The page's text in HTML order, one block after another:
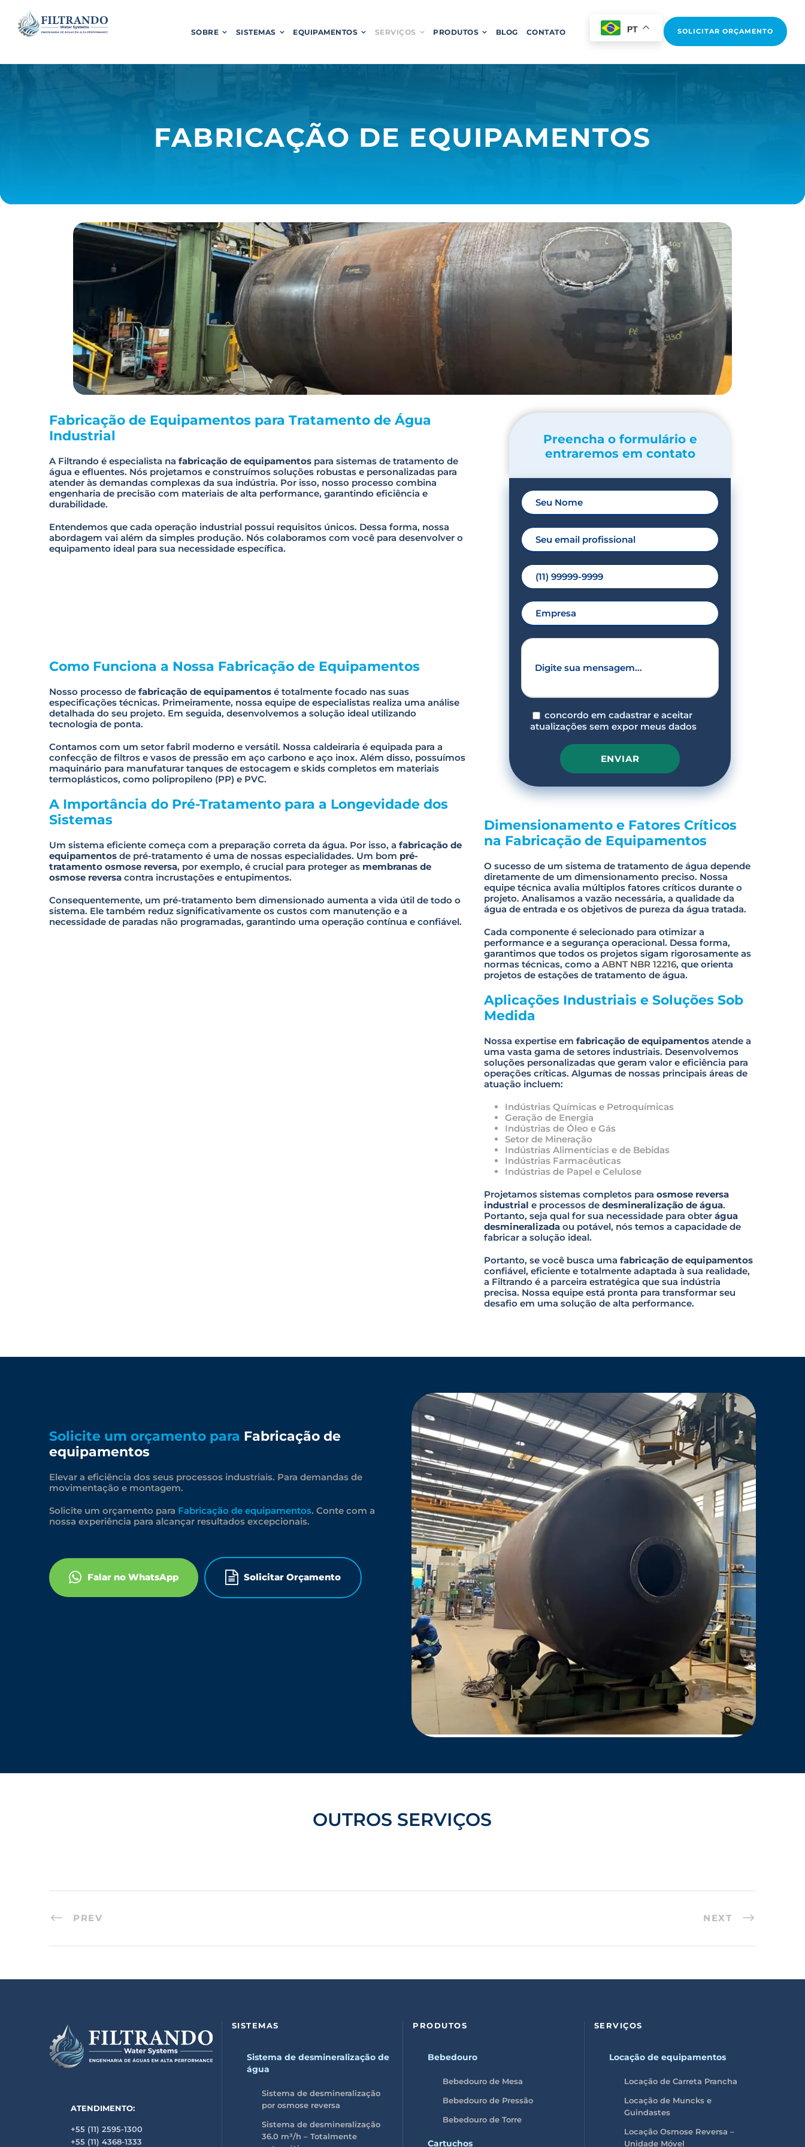
SOBRE SISTEMAS EQUIPAMENTOS SERVIÇOS PRODUTOS BLOG CONTATO PT SOLICITAR ORÇAMENTO
FABRICAÇÃO DE EQUIPAMENTOS
Fabricação de Equipamentos para Tratamento de Água
Industrial
A Filtrando é especialista na fabricação de equipamentos para sistemas de tratamento de
água e efluentes. Nós projetamos e construímos soluções robustas e personalizadas para
atender às demandas complexas da sua indústria. Por isso, nosso processo combina
engenharia de precisão com materiais de alta performance, garantindo eficiência e
durabilidade.
Entendemos que cada operação industrial possui requisitos únicos. Dessa forma, nossa
abordagem vai além da simples produção. Nós colaboramos com você para desenvolver o
equipamento ideal para sua necessidade específica.
Como Funciona a Nossa Fabricação de Equipamentos
Nosso processo de fabricação de equipamentos é totalmente focado nas suas
especificações técnicas. Primeiramente, nossa equipe de especialistas realiza uma análise
detalhada do seu projeto. Em seguida, desenvolvemos a solução ideal utilizando
tecnologia de ponta.
Contamos com um setor fabril moderno e versátil. Nossa caldeiraria é equipada para a
confecção de filtros e vasos de pressão em aço carbono e aço inox. Além disso, possuímos
maquinário para manufaturar tanques de estocagem e skids completos em materiais
termoplásticos, como polipropileno (PP) e PVC.
A Importância do Pré-Tratamento para a Longevidade dos
Sistemas
Um sistema eficiente começa com a preparação correta da água. Por isso, a fabricação de
equipamentos de pré-tratamento é uma de nossas especialidades. Um bom pré-
tratamento osmose reversa, por exemplo, é crucial para proteger as membranas de
osmose reversa contra incrustações e entupimentos.
Consequentemente, um pré-tratamento bem dimensionado aumenta a vida útil de todo o
sistema. Ele também reduz significativamente os custos com manutenção e a
necessidade de paradas não programadas, garantindo uma operação contínua e confiável.
Preencha o formulário e
entraremos em contato
concordo em cadastrar e aceitar
atualizações sem expor meus dados
a
s
e
e
a
v
e
t
i
s
f
i
e
d
e
m
t
y
.
Dimensionamento e Fatores Críticos
na Fabricação de Equipamentos
O sucesso de um sistema de tratamento de água depende
diretamente de um dimensionamento preciso. Nossa
equipe técnica avalia múltiplos fatores críticos durante o
projeto. Analisamos a vazão necessária, a qualidade da
água de entrada e os objetivos de pureza da água tratada.
Cada componente é selecionado para otimizar a
performance e a segurança operacional. Dessa forma,
garantimos que todos os projetos sigam rigorosamente as
normas técnicas, como a ABNT NBR 12216, que orienta
projetos de estações de tratamento de água.
Aplicações Industriais e Soluções Sob
Medida
Nossa expertise em fabricação de equipamentos atende a
uma vasta gama de setores industriais. Desenvolvemos
soluções personalizadas que geram valor e eficiência para
operações críticas. Algumas de nossas principais áreas de
atuação incluem:
Indústrias Químicas e Petroquímicas
Geração de Energia
Indústrias de Óleo e Gás
Setor de Mineração
Indústrias Alimentícias e de Bebidas
Indústrias Farmacêuticas
Indústrias de Papel e Celulose
Projetamos sistemas completos para osmose reversa
industrial e processos de desmineralização de água.
Portanto, seja qual for sua necessidade para obter água
desmineralizada ou potável, nós temos a capacidade de
fabricar a solução ideal.
Portanto, se você busca uma fabricação de equipamentos
confiável, eficiente e totalmente adaptada à sua realidade,
a Filtrando é a parceira estratégica que sua indústria
precisa. Nossa equipe está pronta para transformar seu
desafio em uma solução de alta performance.
Solicite um orçamento para Fabricação de
equipamentos
Elevar a eficiência dos seus processos industriais. Para demandas de
movimentação e montagem.
Solicite um orçamento para Fabricação de equipamentos. Conte com a
nossa experiência para alcançar resultados excepcionais.
Falar no WhatsApp Solicitar Orçamento
OUTROS SERVIÇOS
PREV NEXT
ATENDIMENTO:
+55 (11) 2595-1300
+55 (11) 4368-1333
SISTEMAS
Sistema de desmineralização de
água
Sistema de desmineralização
por osmose reversa
Sistema de desmineralização
36.0 m³/h – Totalmente
PRODUTOS
Bebedouro
Bebedouro de Mesa
Bebedouro de Pressão
Bebedouro de Torre
Cartuchos
SERVIÇOS
Locação de equipamentos
Locação de Carreta Prancha
Locação de Muncks e
Guindastes
Locação Osmose Reversa –
Unidade Móvel